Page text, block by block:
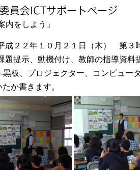
をしよう」
成２２年１０月２１日（木） 第３
題提示、動機付け、教師の指導資料
黒板、プロジェクター、コンピュー
か書きます。